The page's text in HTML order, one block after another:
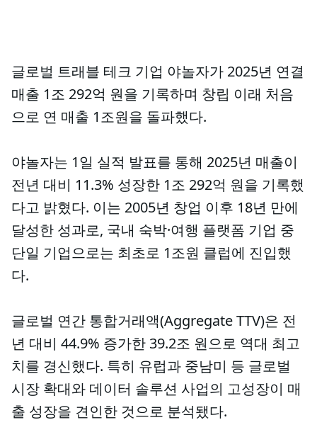
글로벌 트래블 테크 기업 야놀자가 2025년 연결
매출 1조 292억 원을 기록하며 창립 이래 처음
으로 연 매출 1조원을 돌파했다.
야놀자는 1일 실적 발표를 통해 2025년 매출이
전년 대비 11.3% 성장한 1조 292억 원을 기록했
다고 밝혔다. 이는 2005년 창업 이후 18년 만에
달성한 성과로, 국내 숙박·여행 플랫폼 기업 중
단일 기업으로는 최초로 1조원 클럽에 진입했
다.
글로벌 연간 통합거래액(Aggregate TTV)은 전
년 대비 44.9% 증가한 39.2조 원으로 역대 최고
치를 경신했다. 특히 유럽과 중남미 등 글로벌
시장 확대와 데이터 솔루션 사업의 고성장이 매
출 성장을 견인한 것으로 분석됐다.